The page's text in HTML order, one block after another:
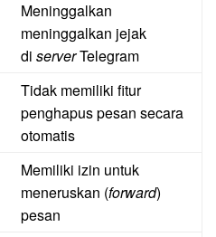
Meninggalkan
meninggalkan jejak
di serverTelegram
Tidak memiliki fitur
penghapus pesan secara
otomatis
Memiliki izin untuk
meneruskan (forward)
pesan